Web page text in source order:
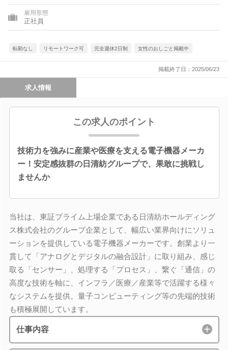
雇用形態
正社員
転勤なし リモートワーク可 完全週休2日制 女性のおしごと掲載中
掲載終了日：2025/06/23
求人情報
この求人のポイント
技術力を強みに産業や医療を支える電子機器メーカ
ー！安定感抜群の日清紡グループで、果敢に挑戦し
ませんか
当社は、東証プライム上場企業である日清紡ホールディング
ス株式会社のグループ企業として、幅広い業界向けにソリュ
ーションを提供している電子機器メーカーです。創業より一
貫して「アナログとデジタルの融合設計」に取り組み、感じ
取る「センサー」、処理する「プロセス」、繋ぐ「通信」の
高度な技術を軸に、インフラ／医療／産業等で活躍する様々
なシステムを提供。量子コンピューティング等の先端的技術
も積極展開しています。
仕事内容